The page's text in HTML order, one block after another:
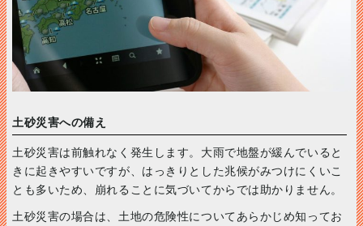
土砂災害への備え
土砂災害は前触れなく発生します。大雨で地盤が緩んでいると
きに起きやすいですが、はっきりとした兆候がみつけにくいこ
とも多いため、崩れることに気づいてからでは助かりません。
土砂災害の場合は、土地の危険性についてあらかじめ知ってお